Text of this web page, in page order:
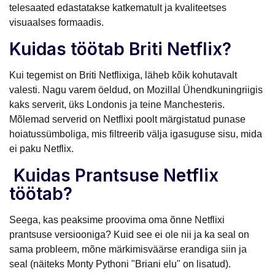
telesaated edastatakse katkematult ja kvaliteetses
visuaalses formaadis.
Kuidas töötab Briti Netflix?
Kui tegemist on Briti Netflixiga, läheb kõik kohutavalt
valesti. Nagu varem öeldud, on Mozillal Ühendkuningriigis
kaks serverit, üks Londonis ja teine Manchesteris.
Mõlemad serverid on Netflixi poolt märgistatud punase
hoiatussümboliga, mis filtreerib välja igasuguse sisu, mida
ei paku Netflix.
Kuidas Prantsuse Netflix
töötab?
Seega, kas peaksime proovima oma õnne Netflixi
prantsuse versiooniga? Kuid see ei ole nii ja ka seal on
sama probleem, mõne märkimisväärse erandiga siin ja
seal (näiteks Monty Pythoni "Briani elu" on lisatud).